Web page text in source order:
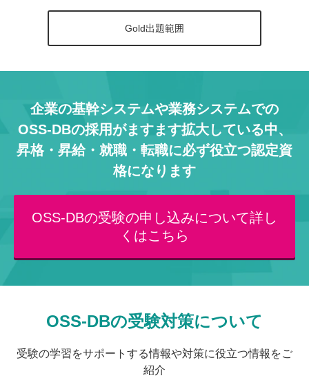
Gold出題範囲
企業の基幹システムや業務システムでの
OSS-DBの採用がますます拡大している中、
昇格・昇給・就職・転職に必ず役立つ認定資
格になります
OSS-DBの受験の申し込みについて詳し
くはこちら
OSS-DBの受験対策について
受験の学習をサポートする情報や対策に役立つ情報をご
紹介